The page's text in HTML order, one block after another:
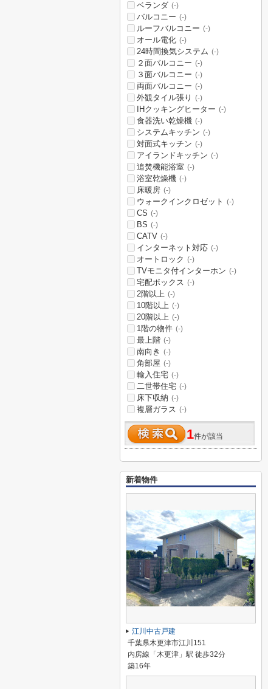
ベランダ (-)
バルコニー (-)
ルーフバルコニー (-)
オール電化 (-)
24時間換気システム (-)
２面バルコニー (-)
３面バルコニー (-)
両面バルコニー (-)
外観タイル張り (-)
IHクッキングヒーター (-)
食器洗い乾燥機 (-)
システムキッチン (-)
対面式キッチン (-)
アイランドキッチン (-)
追焚機能浴室 (-)
浴室乾燥機 (-)
床暖房 (-)
ウォークインクロゼット (-)
CS (-)
BS (-)
CATV (-)
インターネット対応 (-)
オートロック (-)
TVモニタ付インターホン (-)
宅配ボックス (-)
2階以上 (-)
10階以上 (-)
20階以上 (-)
1階の物件 (-)
最上階 (-)
南向き (-)
角部屋 (-)
輸入住宅 (-)
二世帯住宅 (-)
床下収納 (-)
複層ガラス (-)
1件が該当
新着物件
江川中古戸建
千葉県木更津市江川151
内房線「木更津」駅 徒歩32分
築16年